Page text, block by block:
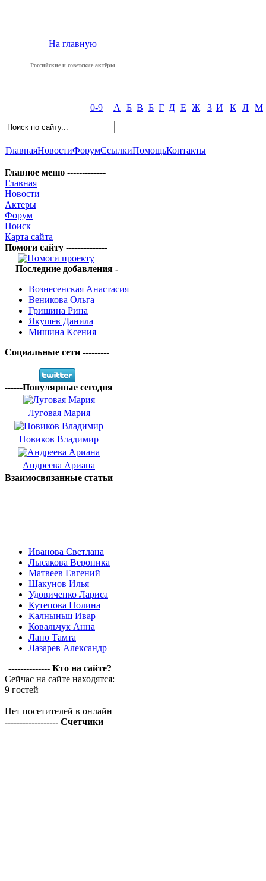
На главную
Российские и советские актёры
0-9 А Б В Б Г Д Е Ж З И К Л М
ГлавнаяНовостиФорумСсылкиПомощьКонтакты
Главное меню -------------
Главная
Новости
Актеры
Форум
Поиск
Карта сайта
Помоги сайту --------------
Последние добавления -
Вознесенская Анастасия
Веникова Ольга
Гришина Рина
Якушев Данила
Мишина Ксения
Социальные сети ---------
------Популярные сегодня
Луговая Мария
Новиков Владимир
Андреева Ариана
Взаимосвязанные статьи
Иванова Светлана
Лысакова Вероника
Матвеев Евгений
Шакунов Илья
Удовиченко Лариса
Кутепова Полина
Калныньш Ивар
Ковальчук Анна
Лано Тамта
Лазарев Александр
-------------- Кто на сайте?
Сейчас на сайте находятся:
9 гостей
Нет посетителей в онлайн
------------------ Счетчики